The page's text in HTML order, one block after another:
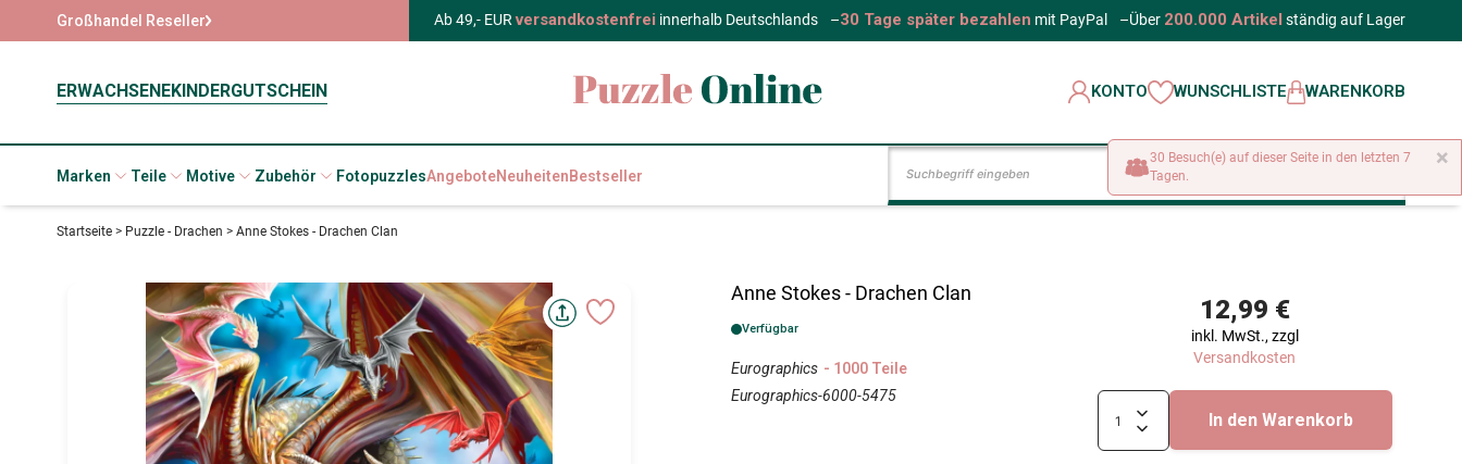
Großhandel Reseller Ab 49,- EURversandkostenfrei innerhalb Deutschlands –30 Tage später bezahlen mit PayPal –Über 200.000 Artikel ständig auf Lager
ERWACHSENEKINDERGUTSCHEIN KONTO WUNSCHLISTE WARENKORB
Marken Teile Motive Zubehör FotopuzzlesAngeboteNeuheitenBestseller
Startseite > Puzzle - Drachen > Anne Stokes - Drachen Clan
Anne Stokes - Drachen Clan
Verfügbar
Eurographics - 1000 Teile
Eurographics-6000-5475
12,99 €
inkl. MwSt., zzgl
Versandkosten
In den Warenkorb
×
30 Besuch(e) auf dieser Seite in den letzten 7
Tagen.